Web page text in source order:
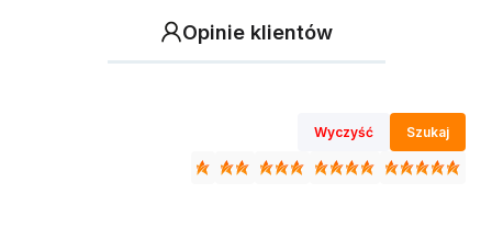
Opinie klientów
Wyczyść Szukaj